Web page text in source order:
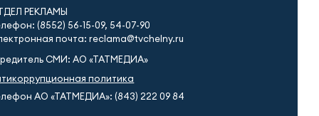
РЕКЛАМЫ
(8552) 56-15-09, 54-07-90
почта: reclama@tvchelny.ru
СМИ: АО «ТАТМЕДИА»
политика
АО «ТАТМЕДИА»: (843) 222 09 84